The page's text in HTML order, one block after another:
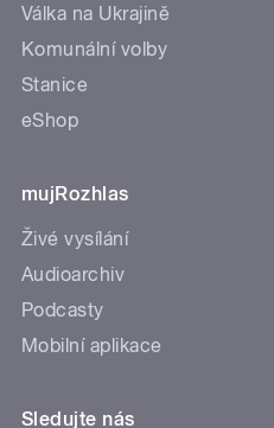
Válka na Ukrajině
Komunální volby
Stanice
eShop
mujRozhlas
Živé vysílání
Audioarchiv
Podcasty
Mobilní aplikace
Sledujte nás